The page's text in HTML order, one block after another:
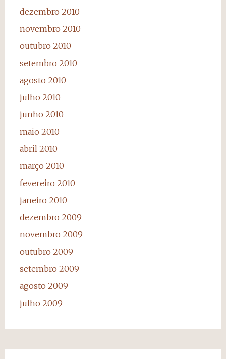
dezembro 2010
novembro 2010
outubro 2010
setembro 2010
agosto 2010
julho 2010
junho 2010
maio 2010
abril 2010
março 2010
fevereiro 2010
janeiro 2010
dezembro 2009
novembro 2009
outubro 2009
setembro 2009
agosto 2009
julho 2009